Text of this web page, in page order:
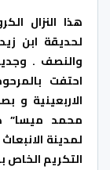
هذا النزال
لحديقة ابن
والنصف .
احتفت
الاربعينية و
محمد ميسا”
التكريم الخاص